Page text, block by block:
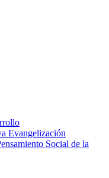
Evangelización
Social de la